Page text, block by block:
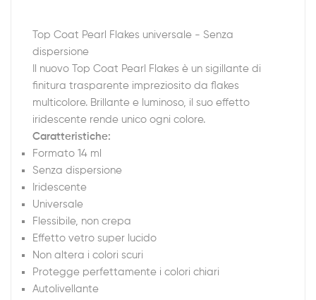
Top Coat Pearl Flakes universale - Senza
dispersione
Il nuovo Top Coat Pearl Flakes è un sigillante di
finitura trasparente impreziosito da flakes
multicolore. Brillante e luminoso, il suo effetto
iridescente rende unico ogni colore.
Caratteristiche:
Formato 14 ml
Senza dispersione
Iridescente
Universale
Flessibile, non crepa
Effetto vetro super lucido
Non altera i colori scuri
Protegge perfettamente i colori chiari
Autolivellante